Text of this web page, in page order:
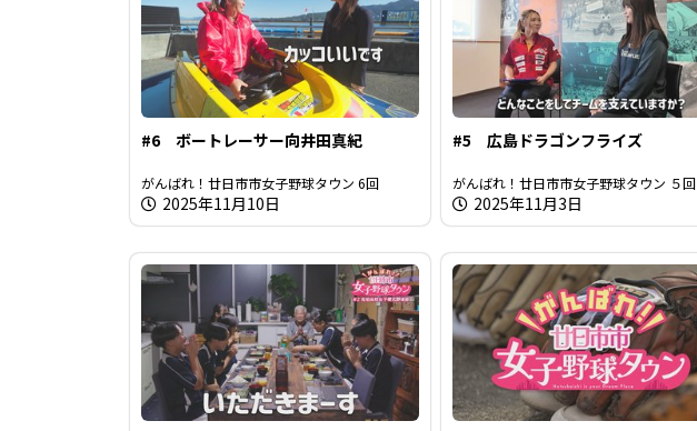
#6 ボートレーサー向井田真紀
がんばれ！廿日市市女子野球タウン 6回
2025年11月10日
#5 広島ドラゴンフライズ
がんばれ！廿日市市女子野球タウン ５回
2025年11月3日